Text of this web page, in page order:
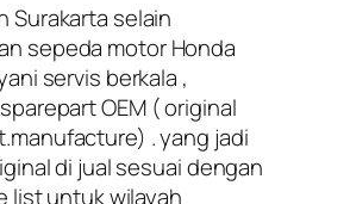
Surakarta selain
sepeda motor Honda
servis berkala ,
OEM ( original
. yang jadi
di jual sesuai dengan
list untuk wilayah